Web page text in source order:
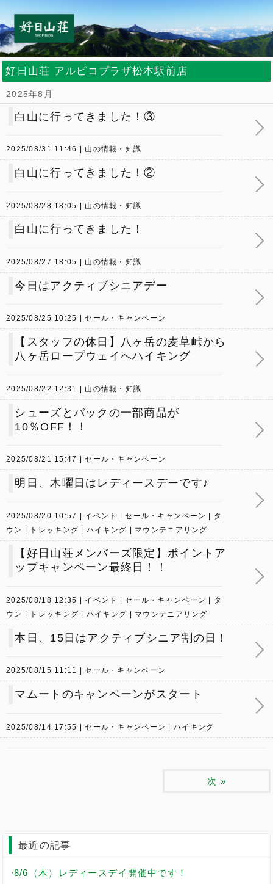
好日山荘 アルピコプラザ松本駅前店
2025年8月
白山に行ってきました！③
2025/08/31 11:46 山の情報・知識
白山に行ってきました！②
2025/08/28 18:05 山の情報・知識
白山に行ってきました！
2025/08/27 18:05 山の情報・知識
今日はアクティブシニアデー
2025/08/25 10:25 セール・キャンペーン
【スタッフの休日】八ヶ岳の麦草峠から
八ヶ岳ロープウェイへハイキング
2025/08/22 12:31 山の情報・知識
シューズとバックの一部商品が
10％OFF！！
2025/08/21 15:47 セール・キャンペーン
明日、木曜日はレディースデーです♪
2025/08/20 10:57 イベント セール・キャンペーン
タ
ウン
トレッキング ハイキング マウンテニアリング
【好日山荘メンバーズ限定】ポイントア
ップキャンペーン最終日！！
2025/08/18 12:35 イベント セール・キャンペーン
タ
ウン
トレッキング ハイキング マウンテニアリング
本日、15日はアクティブシニア割の日！
2025/08/15 11:11 セール・キャンペーン
マムートのキャンペーンがスタート
2025/08/14 17:55 セール・キャンペーン ハイキング
次 »
最近の記事
8/6（木）レディースデイ開催中です！